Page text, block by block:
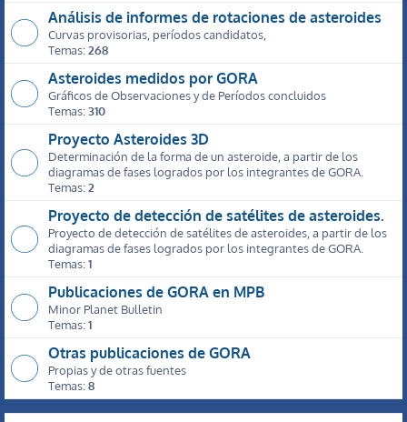
Análisis de informes de rotaciones de asteroides
Curvas provisorias, períodos candidatos,
Temas:268
Asteroides medidos por GORA
Gráficos de Observaciones y de Períodos concluidos
Temas:310
Proyecto Asteroides 3D
Determinación de la forma de un asteroide, a partir de los
diagramas de fases logrados por los integrantes de GORA.
Temas:2
Proyecto de detección de satélites de asteroides.
Proyecto de detección de satélites de asteroides, a partir de los
diagramas de fases logrados por los integrantes de GORA.
Temas:1
Publicaciones de GORA en MPB
Minor Planet Bulletin
Temas:1
Otras publicaciones de GORA
Propias y de otras fuentes
Temas:8